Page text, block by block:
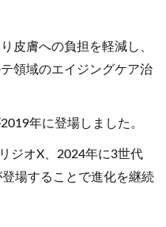
皮膚への負担を軽減し、
領域のエイジングケア治
年に登場しました。
ジオX、2024年に3世代
場することで進化を継続